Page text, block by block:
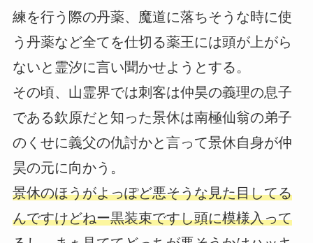
練を行う際の丹薬、魔道に落ちそうな時に使
う丹薬など全てを仕切る薬王には頭が上がら
ないと霊汐に言い聞かせようとする。
その頃、山霊界では刺客は仲昊の義理の息子
である欽原だと知った景休は南極仙翁の弟子
のくせに義父の仇討かと言って景休自身が仲
昊の元に向かう。
景休のほうがよっぽど悪そうな見た目してる
んですけどねー黒装束ですし頭に模様入って